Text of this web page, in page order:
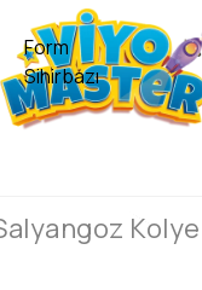
Kolye
Form
Sihirbazı